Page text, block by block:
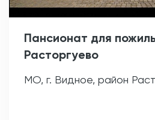
Пансионат для
Расторгуево
МО, г. Видное, район